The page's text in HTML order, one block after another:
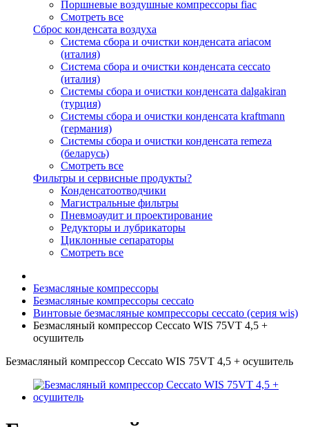
Поршневые воздушные компрессоры fiac
Смотреть все
Сброс конденсата воздуха
Система сбора и очистки конденсата ariacом
(италия)
Система сбора и очистки конденсата ceccato
(италия)
Системы сбора и очистки конденсата dalgakiran
(турция)
Системы сбора и очистки конденсата kraftmann
(германия)
Системы сбора и очистки конденсата remeza
(беларусь)
Смотреть все
Фильтры и сервисные продукты?
Конденсатоотводчики
Магистральные фильтры
Пневмоаудит и проектирование
Редукторы и лубрикаторы
Циклонные сепараторы
Смотреть все
Безмасляные компрессоры
Безмасляные компрессоры ceccato
Винтовые безмасляные компрессоры ceccato (серия wis)
Безмасляный компрессор Ceccato WIS 75VT 4,5 +
осушитель
Безмасляный компрессор Ceccato WIS 75VT 4,5 + осушитель